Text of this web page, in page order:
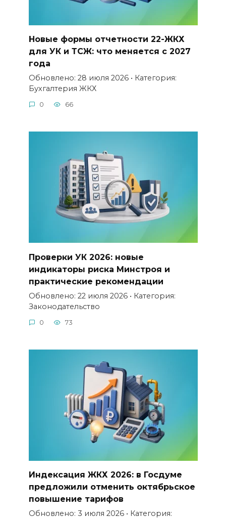
Новые формы отчетности 22-ЖКХ
для УК и ТСЖ: что меняется с 2027
года
Обновлено: 28 июля 2026 • Категория:
Бухгалтерия ЖКХ
0 66
Проверки УК 2026: новые
индикаторы риска Минстроя и
практические рекомендации
Обновлено: 22 июля 2026 • Категория:
Законодательство
0 73
Индексация ЖКХ 2026: в Госдуме
предложили отменить октябрьское
повышение тарифов
Обновлено: 3 июля 2026 • Категория: